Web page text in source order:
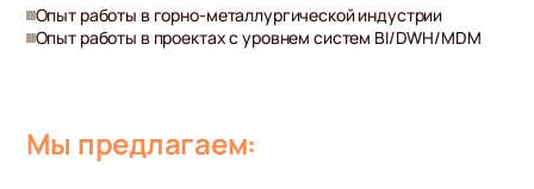
Опыт работы в горно-металлургической индустрии
Опыт работы в проектах с уровнем систем BI/DWH/MDM
Мы предлагаем: